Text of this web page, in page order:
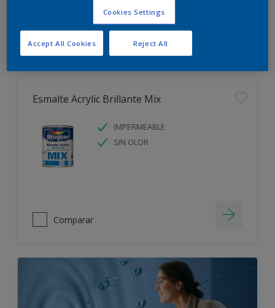
Comparar
Esmalte Acrylic Brillante Mix
IMPERMEABLE
SIN OLOR
Comparar
Cookies Settings
Reject All
Accept All Cookies